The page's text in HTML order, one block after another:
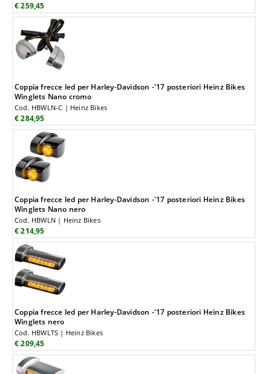
€ 259,45
Coppia frecce led per Harley-Davidson -'17 posteriori Heinz Bikes
Winglets Nano cromo
Cod. HBWLN-C | Heinz Bikes
€ 284,95
Coppia frecce led per Harley-Davidson -'17 posteriori Heinz Bikes
Winglets Nano nero
Cod. HBWLN | Heinz Bikes
€ 214,95
Coppia frecce led per Harley-Davidson -'17 posteriori Heinz Bikes
Winglets nero
Cod. HBWLTS | Heinz Bikes
€ 209,45